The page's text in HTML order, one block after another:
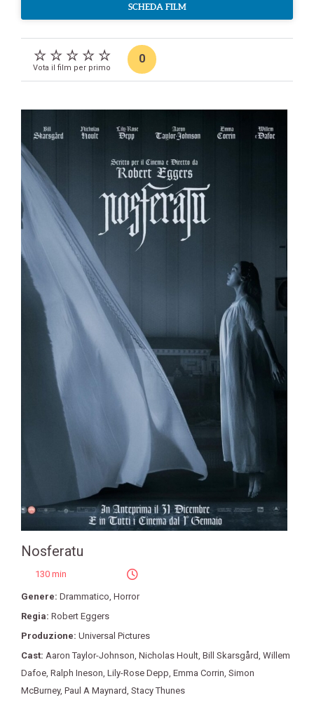
SCHEDA FILM
Vota il film per primo
0
Nosferatu
130 min
Genere: Drammatico, Horror
Regia: Robert Eggers
Produzione: Universal Pictures
Cast: Aaron Taylor-Johnson, Nicholas Hoult, Bill Skarsgård, Willem
Dafoe, Ralph Ineson, Lily-Rose Depp, Emma Corrin, Simon
McBurney, Paul A Maynard, Stacy Thunes